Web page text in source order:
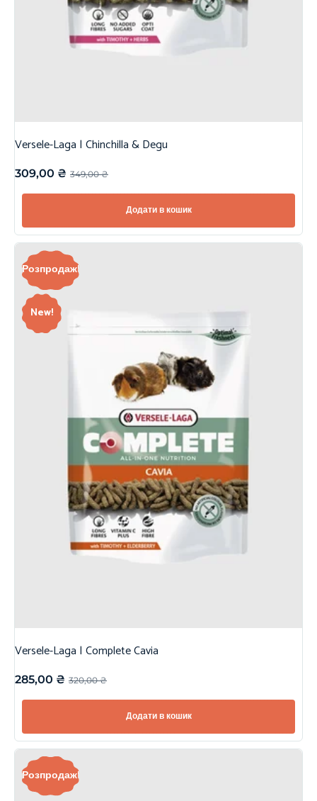
Versele-Laga | Chinchilla & Degu
349,00₴
309,00 ₴
Додати в кошик
New!
Розпродаж!
Versele-Laga | Complete Cavia
320,00₴
285,00 ₴
Додати в кошик
Розпродаж!